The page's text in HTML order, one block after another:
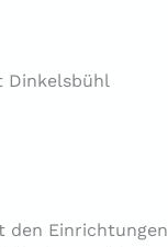
Dinkelsbühl
den Einrichtungen